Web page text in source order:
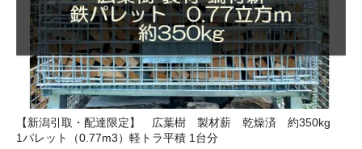
【新潟引取・配達限定】 広葉樹 製材薪 乾燥済 約350kg
1パレット（0.77m3）軽トラ平積 1台分